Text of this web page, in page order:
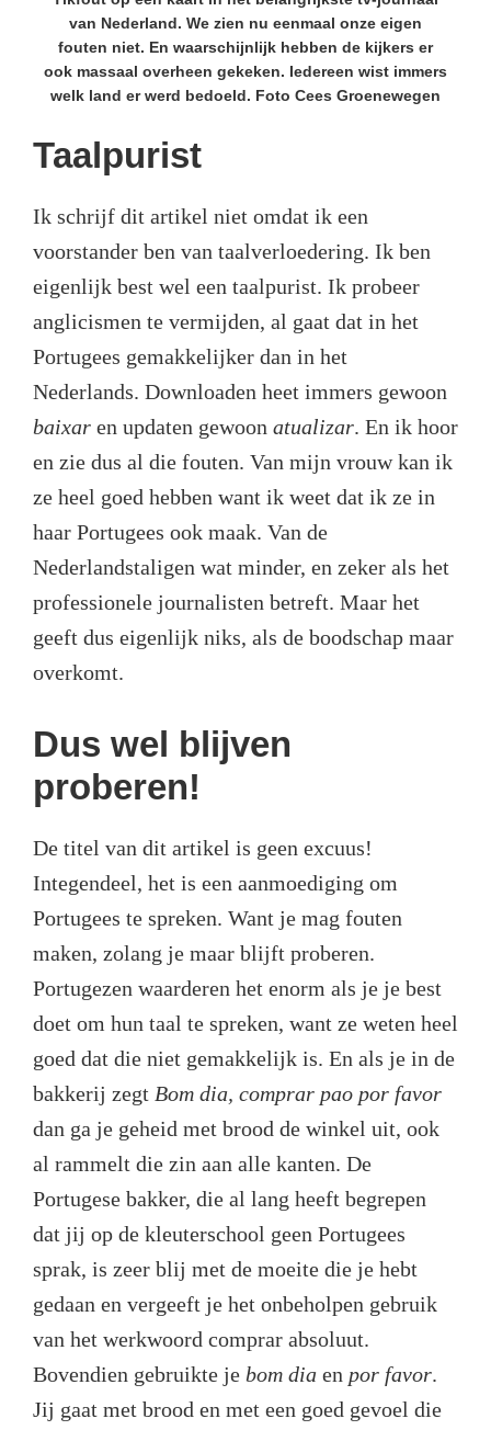
van Nederland. We zien nu eenmaal onze eigen
fouten niet. En waarschijnlijk hebben de kijkers er
ook massaal overheen gekeken. Iedereen wist immers
welk land er werd bedoeld. Foto Cees Groenewegen
Taalpurist
Ik schrijf dit artikel niet omdat ik een
voorstander ben van taalverloedering. Ik ben
eigenlijk best wel een taalpurist. Ik probeer
anglicismen te vermijden, al gaat dat in het
Portugees gemakkelijker dan in het
Nederlands. Downloaden heet immers gewoon
baixar en updaten gewoon atualizar. En ik hoor
en zie dus al die fouten. Van mijn vrouw kan ik
ze heel goed hebben want ik weet dat ik ze in
haar Portugees ook maak. Van de
Nederlandstaligen wat minder, en zeker als het
professionele journalisten betreft. Maar het
geeft dus eigenlijk niks, als de boodschap maar
overkomt.
Dus wel blijven
proberen!
De titel van dit artikel is geen excuus!
Integendeel, het is een aanmoediging om
Portugees te spreken. Want je mag fouten
maken, zolang je maar blijft proberen.
Portugezen waarderen het enorm als je je best
doet om hun taal te spreken, want ze weten heel
goed dat die niet gemakkelijk is. En als je in de
bakkerij zegt Bom dia, comprar pao por favor
dan ga je geheid met brood de winkel uit, ook
al rammelt die zin aan alle kanten. De
Portugese bakker, die al lang heeft begrepen
dat jij op de kleuterschool geen Portugees
sprak, is zeer blij met de moeite die je hebt
gedaan en vergeeft je het onbeholpen gebruik
van het werkwoord comprar absoluut.
Bovendien gebruikte je bom dia en por favor.
Jij gaat met brood en met een goed gevoel die